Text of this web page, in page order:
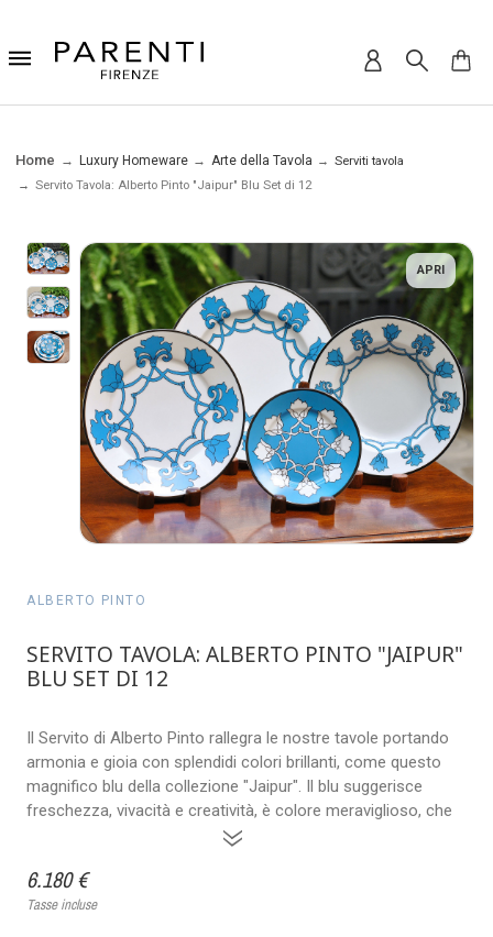
Home Luxury Homeware Arte della Tavola
Serviti tavola
Servito Tavola: Alberto Pinto "Jaipur" Blu Set di 12
APRI
ALBERTO PINTO
SERVITO TAVOLA: ALBERTO PINTO "JAIPUR"
BLU SET DI 12
Il Servito di Alberto Pinto rallegra le nostre tavole portando
armonia e gioia con splendidi colori brillanti, come questo
magnifico blu della collezione "Jaipur". Il blu suggerisce
freschezza, vivacità e creatività, è colore meraviglioso, che
»
6.180 €
Tasse incluse